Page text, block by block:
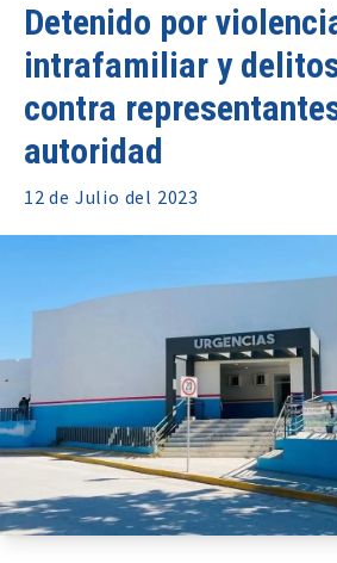
Detenido por
intrafamiliar y
contra
autoridad
12 de Julio del 2023